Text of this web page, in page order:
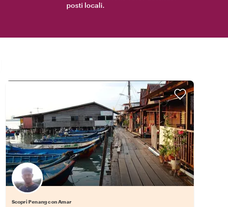
posti locali.
Scopri Penang con Amar